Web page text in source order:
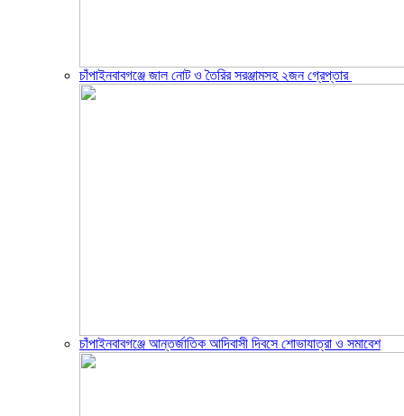
চাঁপাইনবাবগঞ্জে জাল নোট ও তৈরির সরঞ্জামসহ ২জন গ্রেপ্তার
চাঁপাইনবাবগঞ্জে আন্তর্জাতিক আদিবাসী দিবসে শোভাযাত্রা ও সমাবেশ